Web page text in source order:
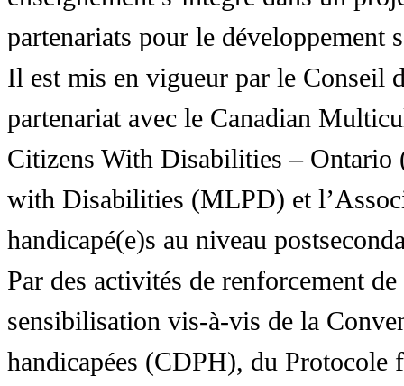
partenariats pour le développement
Il est mis en vigueur par le Conseil
partenariat avec le Canadian
Citizens With Disabilities – Ontario
with Disabilities (MLPD) et
handicapé(e)s au niveau
Par des activités de renforcement
sensibilisation vis-à-vis de la
handicapées (CDPH), du Protocole